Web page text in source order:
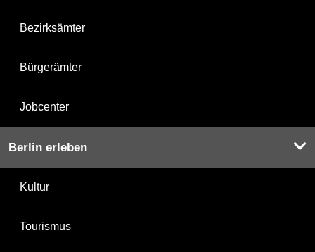
Bezirksämter
Bürgerämter
Jobcenter
Berlin erleben
Kultur
Tourismus